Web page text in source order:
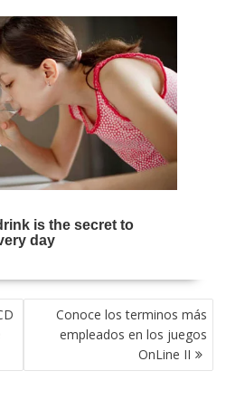
Conoce los terminos más
empleados en los juegos
OnLine II